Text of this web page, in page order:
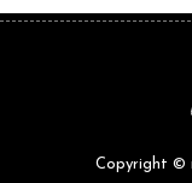
Copyright ©